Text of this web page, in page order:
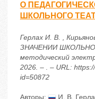
О
ШКОЛЬНОГО
Герлах И. В. ,
ЗНАЧЕНИИ
методический
2026. – . – URL:
id=50872
Авторы: И. В.